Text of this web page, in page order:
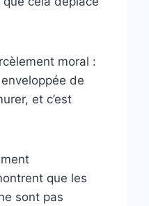
moral :
de
et c’est
que les
sont pas